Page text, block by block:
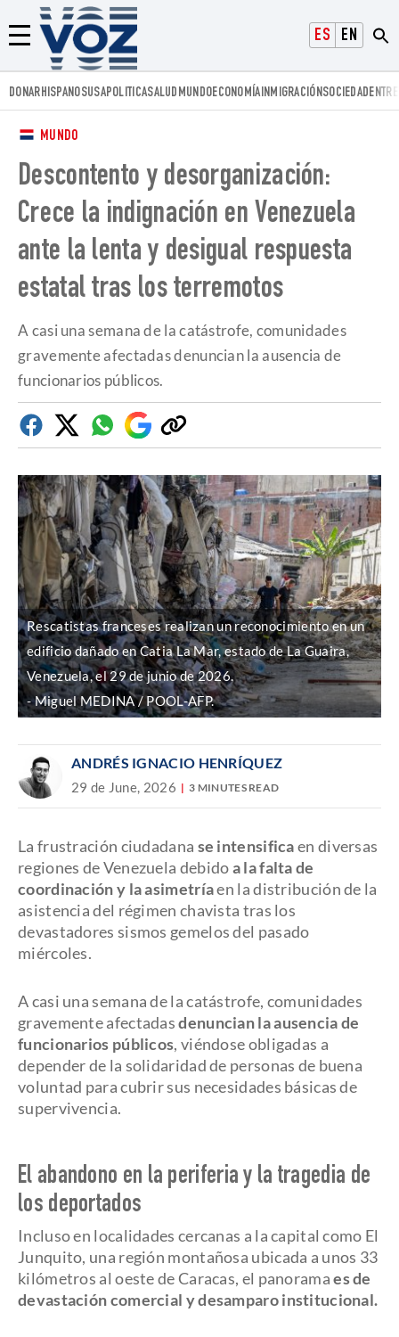
ESPAÑOLENGLISH
Menú
Voz.us
DONARHISPANOSUSAPOLITICASALUD MUNDOECONOMÍAINMIGRACIÓNSOCIEDAD
MUNDO
Descontento y desorganización:
Crece la indignación en Venezuela
ante la lenta y desigual respuesta
estatal tras los terremotos
A casi una semana de la catástrofe, comunidades
gravemente afectadas denuncian la ausencia de
funcionarios públicos.
FacebookTwitterWhatsapp
Google
Discover
Copiar
enlace
Rescatistas franceses realizan un reconocimiento en un
edificio dañado en Catia La Mar, estado de La Guaira,
Venezuela, el 29 de junio de 2026.
Miguel MEDINA / POOL-AFP.
ANDRÉS IGNACIO HENRÍQUEZ
29 de June, 2026 3 MINUTES READ
La frustración ciudadana se intensificaen diversas
regiones de Venezuela debidoa la falta de
coordinación y la asimetríaen la distribución de la
asistencia del régimen chavista tras los
devastadores sismos gemelos del pasado
miércoles.
A casi una semana de la catástrofe, comunidades
gravemente afectadasdenuncian la ausencia de
funcionarios públicos, viéndose obligadas a
depender de la solidaridad de personas de buena
voluntad para cubrir sus necesidades básicas de
supervivencia.
El abandono en la periferia y la tragedia de
los deportados
Incluso en localidades cercanas a la capital como El
Junquito, una región montañosa ubicada a unos 33
kilómetros al oeste de Caracas, el panoramaes de
devastación comercial y desamparo institucional.